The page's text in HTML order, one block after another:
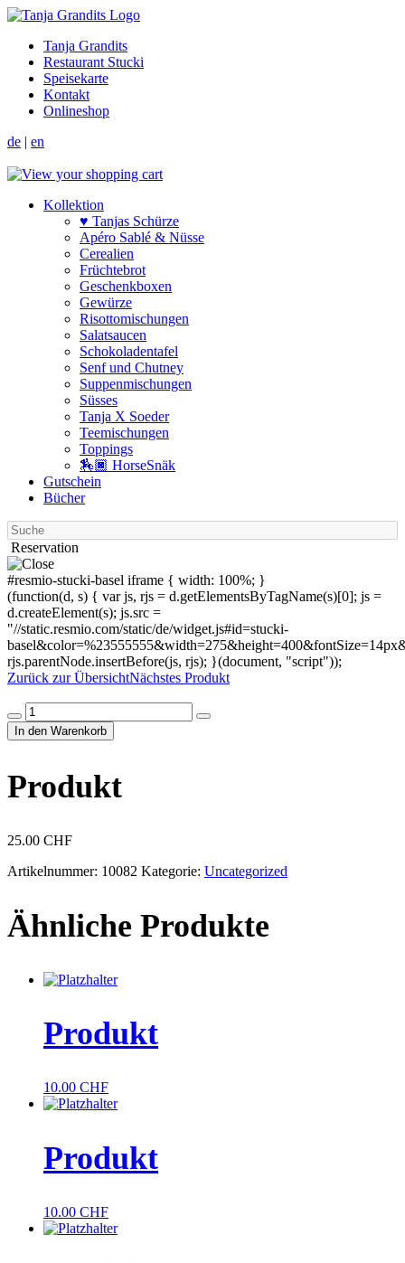
Tanja Grandits
Restaurant Stucki
Speisekarte
Kontakt
Onlineshop
de | en
Kollektion
♥ Tanjas Schürze
Apéro Sablé & Nüsse
Cerealien
Früchtebrot
Geschenkboxen
Gewürze
Risotto­mischungen
Salat­saucen
Schokoladen­tafel
Senf und Chutney
Suppen­mischungen
Süsses
Tanja X Soeder
Tee­mischungen
Toppings
🏇🏿 HorseSnäk
Gutschein
Bücher
Suche
Reservation
#resmio-stucki-basel iframe { width: 100%; }
(function(d, s) { var js, rjs = d.getElementsByTagName(s)[0]; js =
d.createElement(s); js.src =
"//static.resmio.com/static/de/widget.js#id=stucki-
rjs.parentNode.insertBefore(js, rjs); }(document, "script"));
Zurück zur ÜbersichtNächstes Produkt
Produkt
Menge
In den Warenkorb
Produkt
25.00 CHF
Artikelnummer: 10082 Kategorie: Uncategorized
Ähnliche Produkte
Produkt
10.00 CHF
Produkt
10.00 CHF